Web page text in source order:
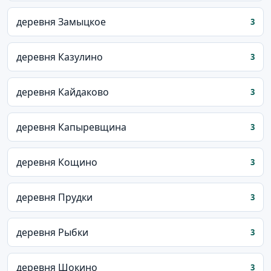
деревня Замыцкое 3
деревня Казулино 3
деревня Кайдаково 3
деревня Капыревщина 3
деревня Кощино 3
деревня Прудки 3
деревня Рыбки 3
деревня Шокино 3